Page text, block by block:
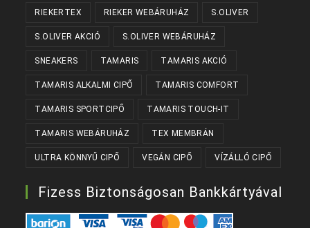
RIEKERTEX RIEKER WEBÁRUHÁZ S.OLIVER
S.OLIVER AKCIÓ S.OLIVER WEBÁRUHÁZ
SNEAKERS TAMARIS TAMARIS AKCIÓ
TAMARIS ALKALMI CIPŐ TAMARIS COMFORT
TAMARIS SPORTCIPŐ TAMARIS TOUCH-IT
TAMARIS WEBÁRUHÁZ TEX MEMBRÁN
ULTRA KÖNNYŰ CIPŐ VEGÁN CIPŐ VÍZÁLLÓ CIPŐ
Fizess Biztonságosan Bankkártyával